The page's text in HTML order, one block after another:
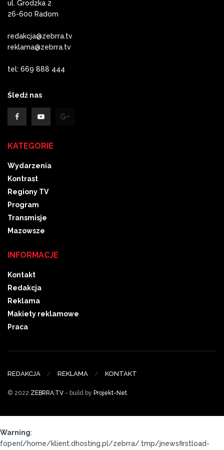
ul. Grodzka 2
26-600 Radom
redakcja@zebrra.tv
reklama@zebrra.tv
tel: 669 888 444
Śledź nas
KATEGORIE
Wydarzenia
Kontrast
Regiony TV
Program
Transmisje
Mazowsze
INFORMACJE
Kontakt
Redakcja
Reklama
Makiety reklamowe
Praca
REDAKCJA REKLAMA KONTAKT
© 2022 ZEBRRA.TV - build by Projekt-Net.
Warning:
fopen(/home/klient.dhosting.pl/zebrra/.tmp/jnewsfirstload-